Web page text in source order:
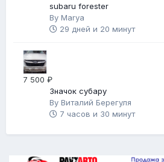
subaru forester
By Marya
29 дней и 20 минут
7 500 ₽
Значок субару
By Виталий Берегуля
7 часов и 30 минут